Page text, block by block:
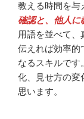
教える時間を与
確認と、他人に
用語を並べて、
伝えれば効率的
なるスキルです
化、見せ方の変
思います。